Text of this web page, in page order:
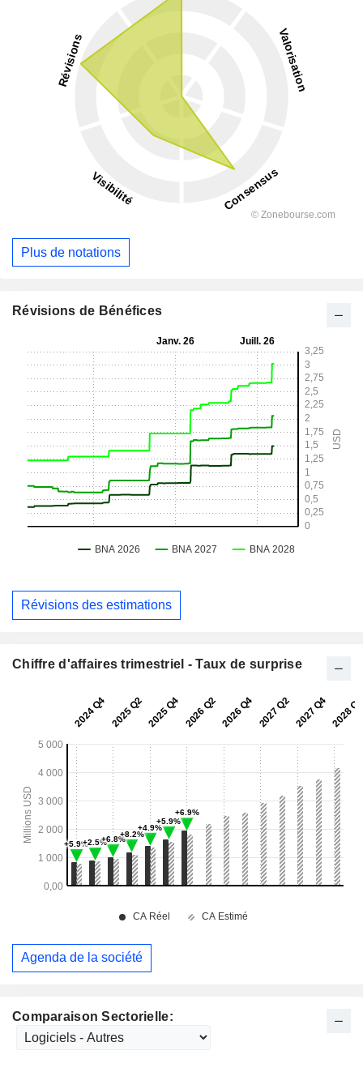
Comparaison Sectorielle:
Plus de notations
Révisions de Bénéfices
Révisions des estimations
Chiffre d'affaires trimestriel - Taux de surprise
Agenda de la société